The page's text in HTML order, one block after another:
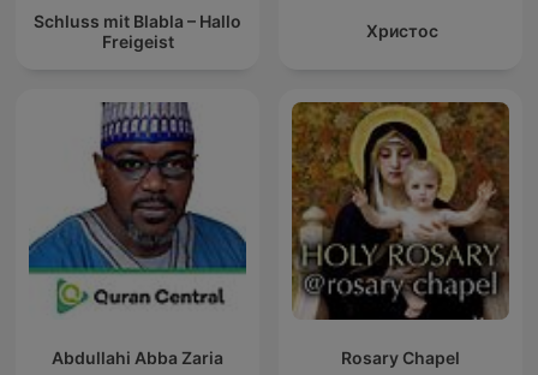
Schluss mit Blabla – Hallo
Freigeist
Христос
Abdullahi Abba Zaria Rosary Chapel